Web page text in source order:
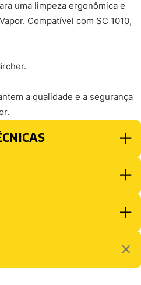
uma limpeza ergonômica e
Compatível com SC 1010,
a qualidade e a segurança